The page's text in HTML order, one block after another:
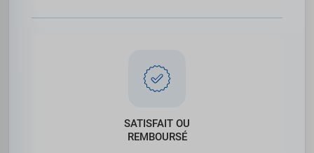
SATISFAIT OU
REMBOURSÉ